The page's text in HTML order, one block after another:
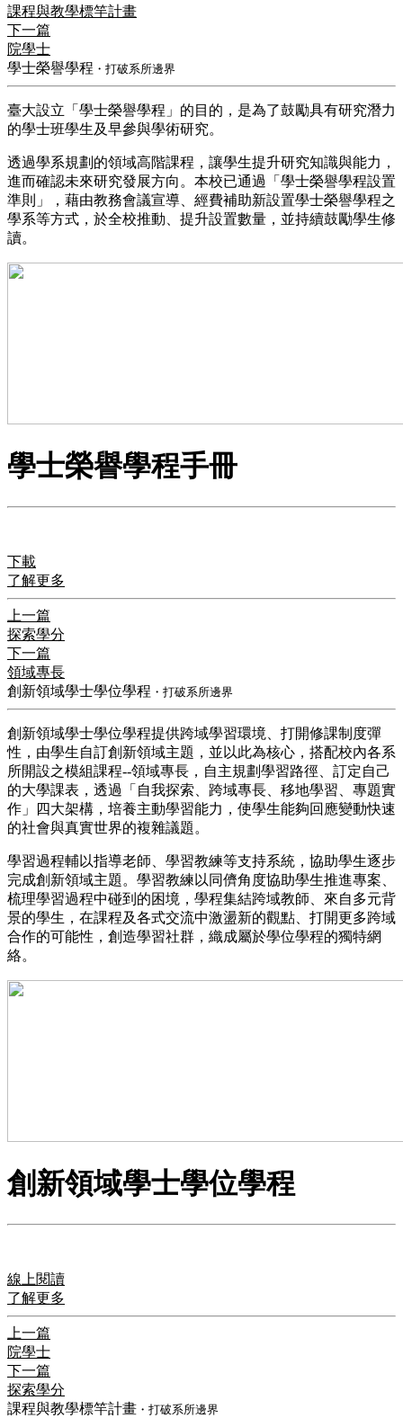
課程與教學標竿計畫
下一篇
院學士
學士榮譽學程 ・打破系所邊界
臺大設立「學士榮譽學程」的目的，是為了鼓勵具有研究潛力
的學士班學生及早參與學術研究。
透過學系規劃的領域高階課程，讓學生提升研究知識與能力，
進而確認未來研究發展方向。本校已通過「學士榮譽學程設置
準則」，藉由教務會議宣導、經費補助新設置學士榮譽學程之
學系等方式，於全校推動、提升設置數量，並持續鼓勵學生修
讀。
學士榮譽學程手冊
下載
了解更多
上一篇
探索學分
下一篇
領域專長
創新領域學士學位學程 ・打破系所邊界
​創新領域學士學位學程提供跨域學習環境、打開修課制度彈
性，由學生自訂創新領域主題，並以此為核心，搭配校內各系
所開設之模組課程--領域專長，自主規劃學習路徑、訂定自己
的大學課表，透過「自我探索、跨域專長、移地學習、專題實
作」四大架構，培養主動學習能力，使學生能夠回應變動快速
的社會與真實世界的複雜議題。
​學習過程輔以指導老師、學習教練等支持系統，協助學生逐步
完成創新領域主題。學習教練以同儕角度協助學生推進專案、
梳理學習過程中碰到的困境，學程集結跨域教師、來自多元背
景的學生，在課程及各式交流中激盪新的觀點、打開更多跨域
合作的可能性，創造學習社群，織成屬於學位學程的獨特網
絡。
創新領域學士學位學程
線上閱讀
了解更多
上一篇
院學士
下一篇
探索學分
課程與教學標竿計畫 ・打破系所邊界